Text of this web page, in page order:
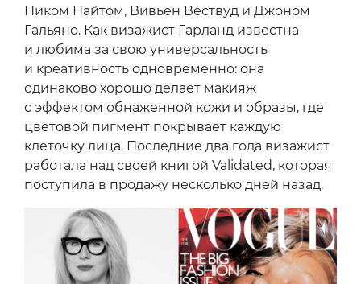
Ником Найтом, Вивьен Вествуд и Джоном
Гальяно. Как визажист Гарланд известна
и любима за свою универсальность
и креативность одновременно: она
одинаково хорошо делает макияж
с эффектом обнаженной кожи и образы, где
цветовой пигмент покрывает каждую
клеточку лица. Последние два года визажист
работала над своей книгой Validated, которая
поступила в продажу несколько дней назад.